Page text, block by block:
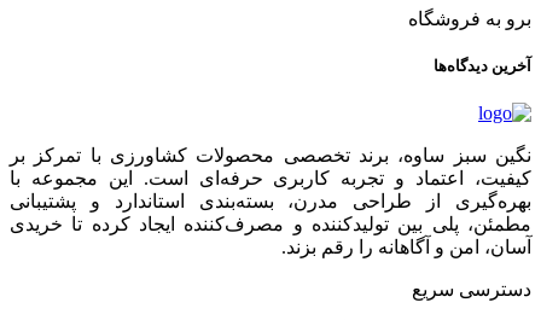
برو به فروشگاه
آخرین دیدگاه‌ها
نگین سبز ساوه، برند تخصصی محصولات کشاورزی با تمرکز بر
کیفیت، اعتماد و تجربه کاربری حرفه‌ای است. این مجموعه با
بهره‌گیری از طراحی مدرن، بسته‌بندی استاندارد و پشتیبانی
مطمئن، پلی بین تولیدکننده و مصرف‌کننده ایجاد کرده تا خریدی
آسان، امن و آگاهانه را رقم بزند.
دسترسی سریع